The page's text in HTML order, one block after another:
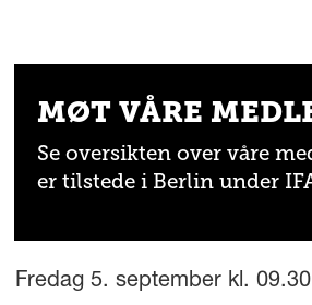
MØT VÅRE
Se oversikten over våre
er tilstede i Berlin under
Fredag 5. september kl.